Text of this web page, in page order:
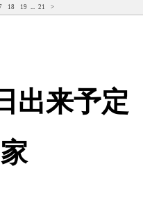
18 19 21 >
出来予定